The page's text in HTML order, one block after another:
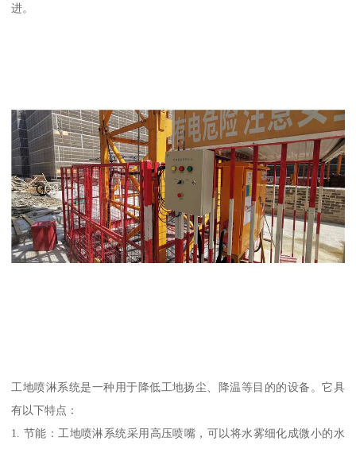
进。
工地喷淋系统是一种用于降低工地扬尘、降温等目的的设备。它具
有以下特点：
1. 节能：工地喷淋系统采用高压喷嘴，可以将水雾细化成微小的水